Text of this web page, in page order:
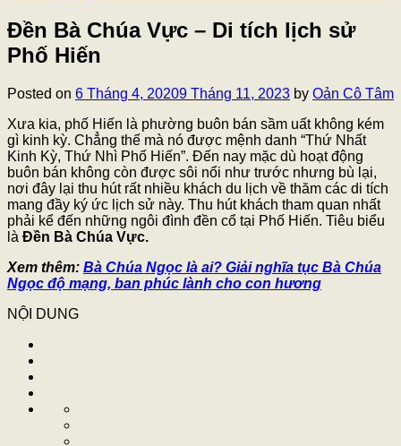
Đền Bà Chúa Vực – Di tích lịch sử
Phố Hiến
Posted on 6 Tháng 4, 20209 Tháng 11, 2023 by Oản Cô Tâm
Xưa kia, phố Hiến là phường buôn bán sầm uất không kém
gì kinh kỳ. Chẳng thế mà nó được mệnh danh “Thứ Nhất
Kinh Kỳ, Thứ Nhì Phố Hiến”. Đến nay mặc dù hoạt động
buôn bán không còn được sôi nổi như trước nhưng bù lại,
nơi đây lại thu hút rất nhiều khách du lịch về thăm các di tích
mang đầy ký ức lịch sử này. Thu hút khách tham quan nhất
phải kể đến những ngôi đình đền cổ tại Phố Hiến. Tiêu biểu
là Đền Bà Chúa Vực.
Xem thêm: Bà Chúa Ngọc là ai? Giải nghĩa tục Bà Chúa
Ngọc độ mạng, ban phúc lành cho con hương
NỘI DUNG